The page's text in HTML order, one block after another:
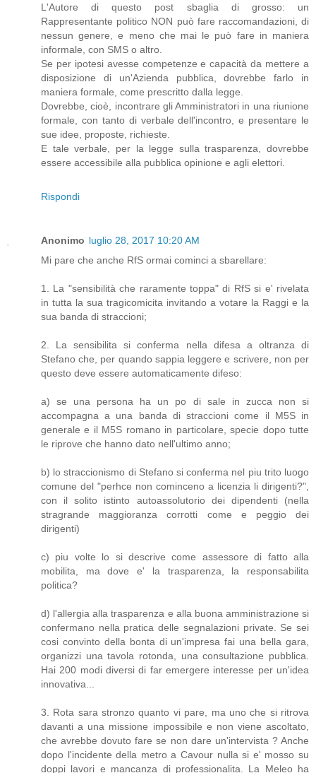
L'Autore di questo post sbaglia di grosso: un
Rappresentante politico NON può fare raccomandazioni, di
nessun genere, e meno che mai le può fare in maniera
informale, con SMS o altro.
Se per ipotesi avesse competenze e capacità da mettere a
disposizione di un'Azienda pubblica, dovrebbe farlo in
maniera formale, come prescritto dalla legge.
Dovrebbe, cioè, incontrare gli Amministratori in una riunione
formale, con tanto di verbale dell'incontro, e presentare le
sue idee, proposte, richieste.
E tale verbale, per la legge sulla trasparenza, dovrebbe
essere accessibile alla pubblica opinione e agli elettori.
Rispondi
Anonimo luglio 28, 2017 10:20 AM
Mi pare che anche RfS ormai cominci a sbarellare:
1. La "sensibilità che raramente toppa" di RfS si e' rivelata
in tutta la sua tragicomicita invitando a votare la Raggi e la
sua banda di straccioni;
2. La sensibilita si conferma nella difesa a oltranza di
Stefano che, per quando sappia leggere e scrivere, non per
questo deve essere automaticamente difeso:
a) se una persona ha un po di sale in zucca non si
accompagna a una banda di straccioni come il M5S in
generale e il M5S romano in particolare, specie dopo tutte
le riprove che hanno dato nell'ultimo anno;
b) lo straccionismo di Stefano si conferma nel piu trito luogo
comune del "perhce non cominceno a licenzia li dirigenti?",
con il solito istinto autoassolutorio dei dipendenti (nella
stragrande maggioranza corrotti come e peggio dei
dirigenti)
c) piu volte lo si descrive come assessore di fatto alla
mobilita, ma dove e' la trasparenza, la responsabilita
politica?
d) l'allergia alla trasparenza e alla buona amministrazione si
confermano nella pratica delle segnalazioni private. Se sei
cosi convinto della bonta di un'impresa fai una bella gara,
organizzi una tavola rotonda, una consultazione pubblica.
Hai 200 modi diversi di far emergere interesse per un'idea
innovativa...
3. Rota sara stronzo quanto vi pare, ma uno che si ritrova
davanti a una missione impossibile e non viene ascoltato,
che avrebbe dovuto fare se non dare un'intervista ? Anche
dopo l'incidente della metro a Cavour nulla si e' mosso su
doppi lavori e mancanza di professionalita. La Meleo ha